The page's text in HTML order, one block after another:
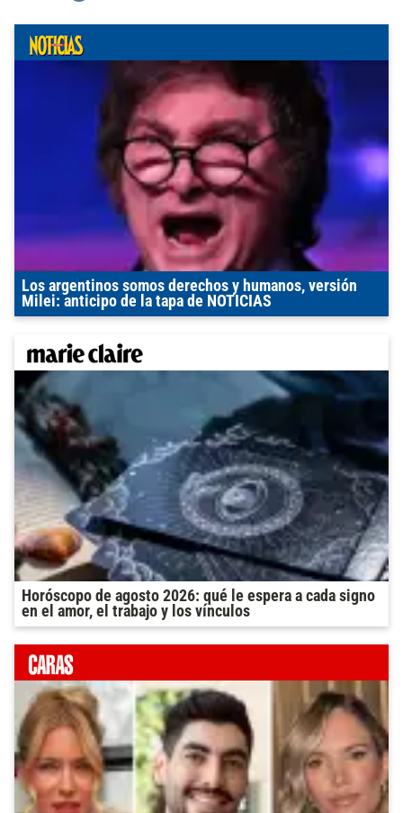
Los argentinos somos derechos y humanos, versión
Milei: anticipo de la tapa de NOTICIAS
Horóscopo de agosto 2026: qué le espera a cada signo
en el amor, el trabajo y los vínculos